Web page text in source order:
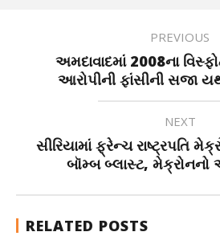
PREVIOUS
અમદાવાદમાં 2008ના
આરોપીની ફાંસીની સજા
NEXT
સીરિયામાં ફ્રેન્ચ રાષ્ટ્રપતિ
બૉમ્બ બ્લાસ્ટ,
RELATED POSTS